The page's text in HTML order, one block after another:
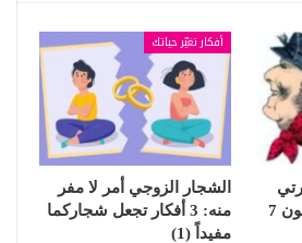
الرجل والمرأة في غضون 7
أفكار تغيّر حياتك
الشجار الزوجي أمر لا مفر
منه: 3 أفكار تجعل شجاركما
مفيداً (1)